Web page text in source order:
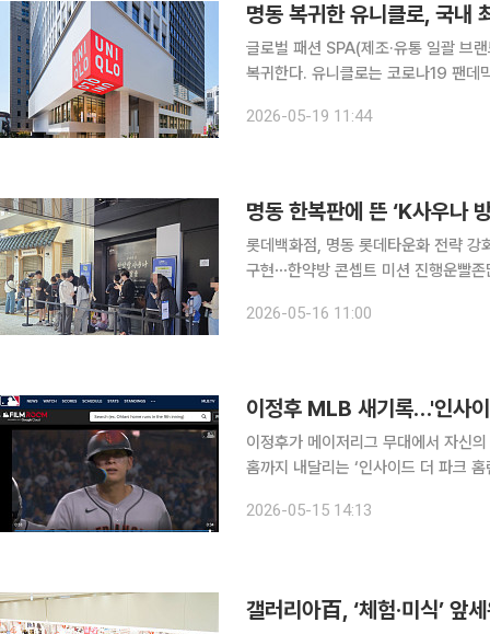
명동 복귀한 유니클로, 국내
글로벌 패션 SPA(제조·유통 일괄 브
복귀한다. 유니클로는 코로나19 팬데믹
적 3254.8㎡(약 1000평), 지상 1~3
2026-05-19 11:44
명동 한복판에 뜬 ‘K사우나
롯데백화점, 명동 롯데타운화 전략 강
구현⋯한약방 콘셉트 미션 진행운빨존많
탈출’을 체험하려는 고객들로 긴 대기
2026-05-16 11:00
이정후 MLB 새기록…'인사
이정후가 메이저리그 무대에서 자신
홈까지 내달리는 ‘인사이드 더 파크 홈런’을
움에서 열린 2026 메이저리그 LA 다
2026-05-15 14:13
갤러리아百, ‘체험·미식’ 앞